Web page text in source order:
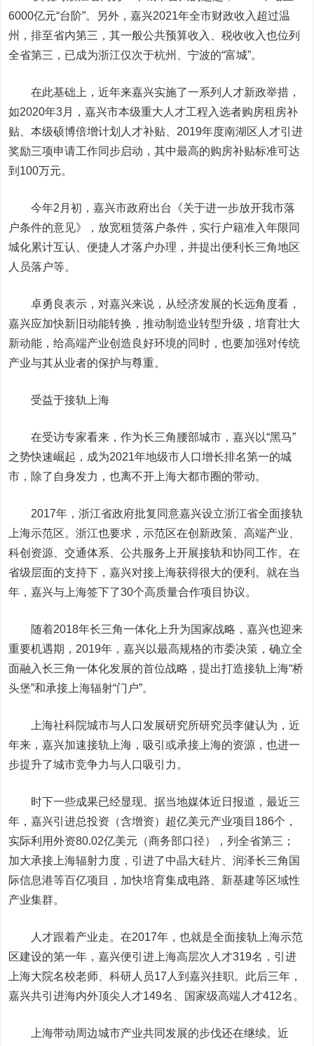
6000亿元“台阶”。另外，嘉兴2021年全市财政收入超过温
州，排至省内第三，其一般公共预算收入、税收收入也位列
全省第三，已成为浙江仅次于杭州、宁波的“富城”。
在此基础上，近年来嘉兴实施了一系列人才新政举措，
如2020年3月，嘉兴市本级重大人才工程入选者购房租房补
贴、本级硕博倍增计划人才补贴、2019年度南湖区人才引进
奖励三项申请工作同步启动，其中最高的购房补贴标准可达
到100万元。
今年2月初，嘉兴市政府出台《关于进一步放开我市落
户条件的意见》，放宽租赁落户条件，实行户籍准入年限同
城化累计互认、便捷人才落户办理，并提出便利长三角地区
人员落户等。
卓勇良表示，对嘉兴来说，从经济发展的长远角度看，
嘉兴应加快新旧动能转换，推动制造业转型升级，培育壮大
新动能，给高端产业创造良好环境的同时，也要加强对传统
产业与其从业者的保护与尊重。
受益于接轨上海
在受访专家看来，作为长三角腰部城市，嘉兴以“黑马”
之势快速崛起，成为2021年地级市人口增长排名第一的城
市，除了自身发力，也离不开上海大都市圈的带动。
2017年，浙江省政府批复同意嘉兴设立浙江省全面接轨
上海示范区。浙江也要求，示范区在创新政策、高端产业、
科创资源、交通体系、公共服务上开展接轨和协同工作。在
省级层面的支持下，嘉兴对接上海获得很大的便利。就在当
年，嘉兴与上海签下了30个高质量合作项目协议。
随着2018年长三角一体化上升为国家战略，嘉兴也迎来
重要机遇期，2019年，嘉兴以最高规格的市委决策，确立全
面融入长三角一体化发展的首位战略，提出打造接轨上海“桥
头堡”和承接上海辐射“门户”。
上海社科院城市与人口发展研究所研究员李健认为，近
年来，嘉兴加速接轨上海，吸引或承接上海的资源，也进一
步提升了城市竞争力与人口吸引力。
时下一些成果已经显现。据当地媒体近日报道，最近三
年，嘉兴引进总投资（含增资）超亿美元产业项目186个，
实际利用外资80.02亿美元（商务部口径），列全省第三；
加大承接上海辐射力度，引进了中晶大硅片、润泽长三角国
际信息港等百亿项目，加快培育集成电路、新基建等区域性
产业集群。
人才跟着产业走。在2017年，也就是全面接轨上海示范
区建设的第一年，嘉兴便引进上海高层次人才319名，引进
上海大院名校老师、科研人员17人到嘉兴挂职。此后三年，
嘉兴共引进海内外顶尖人才149名、国家级高端人才412名。
上海带动周边城市产业共同发展的步伐还在继续。近